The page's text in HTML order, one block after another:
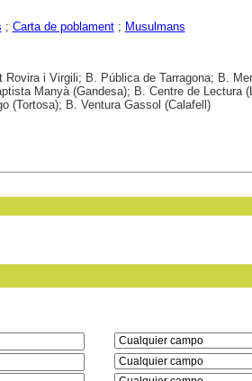
; Carta de poblament; Musulmans
i Virgili; B. Pública de Tarragona; B.
Manyà (Gandesa); B. Centre de Lectura
(Tortosa); B. Ventura Gassol (Calafell)